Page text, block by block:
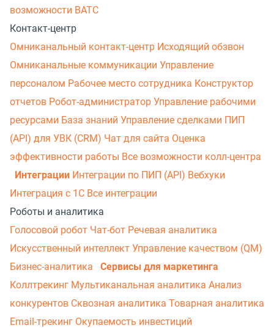
возможности ВАТС
Контакт-центр
Омниканальный контакт-центр Исходящий обзвон
Омниканальные коммуникации Управление
персоналом Рабочее место сотрудника Конструктор
отчетов Робот-администратор Управление рабочими
ресурсами База знаний Управление сделками ПИП
(API) для УВК (CRM) Чат для сайта Оценка
эффективности работы Все возможности колл-центра
Интеграции Интеграции по ПИП (API) Вебхуки
Интеграция с 1С Все интеграции
Роботы и аналитика
Голосовой робот Чат-бот Речевая аналитика
Искусственный интеллект Управление качеством (QM)
Бизнес-аналитика
Сервисы для маркетинга
Коллтрекинг Мультиканальная аналитика Анализ
конкурентов Сквозная аналитика Товарная аналитика
Email-трекинг Окупаемость инвестиций